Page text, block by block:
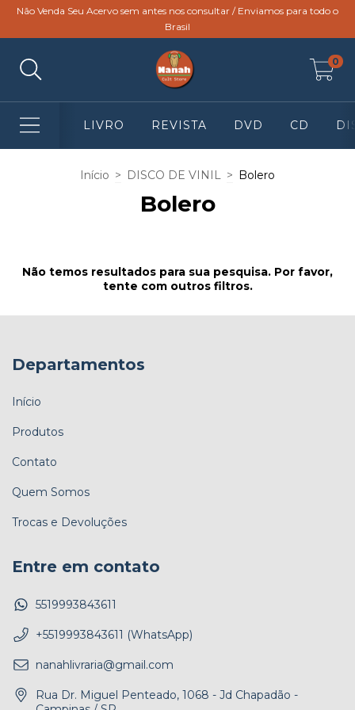
Não Venda Seu Acervo sem antes nos consultar / Enviamos para todo o
Brasil
0
LIVRO REVISTA DVD CD
Início > DISCO DE VINIL > Bolero
Bolero
Não temos resultados para sua pesquisa. Por favor,
tente com outros filtros.
Departamentos
Início
Produtos
Contato
Quem Somos
Trocas e Devoluções
Entre em contato
5519993843611
+5519993843611 (WhatsApp)
nanahlivraria@gmail.com
Rua Dr. Miguel Penteado, 1068 - Jd Chapadão -